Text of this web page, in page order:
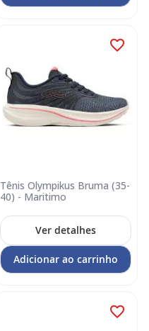
Tênis Olympikus Bruma (35-
40) - Maritimo
Ver detalhes
Adicionar ao carrinho